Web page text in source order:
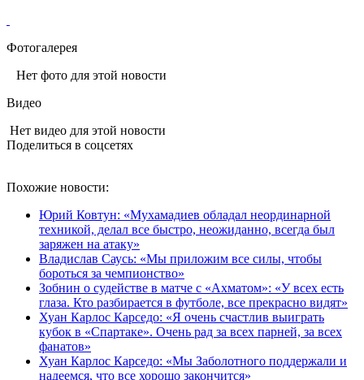
Фотогалерея
Нет фото для этой новости
Видео
Нет видео для этой новости
Поделиться в соцсетях
Похожие новости:
Юрий Ковтун: «Мухамадиев обладал неординарной
техникой, делал все быстро, неожиданно, всегда был
заряжен на атаку»
Владислав Саусь: «Мы приложим все силы, чтобы
бороться за чемпионство»
Зобнин о судействе в матче с «Ахматом»: «У всех есть
глаза. Кто разбирается в футболе, все прекрасно видят»
Хуан Карлос Карседо: «Я очень счастлив выиграть
кубок в «Спартаке». Очень рад за всех парней, за всех
фанатов»
Хуан Карлос Карседо: «Мы Заболотного поддержали и
надеемся, что все хорошо закончится»